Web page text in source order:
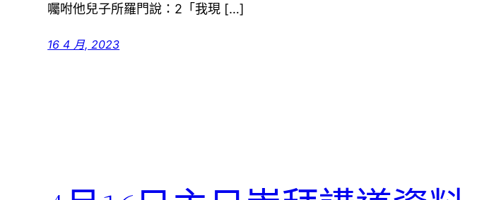
囑咐他兒子所羅門說：2「我現 […]
16 4 月, 2023